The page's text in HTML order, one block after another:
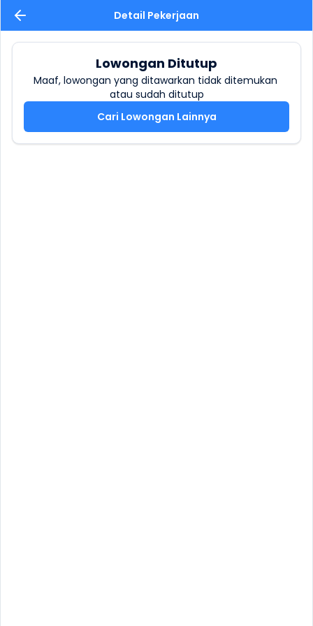
Detail Pekerjaan
Lowongan Ditutup
Maaf, lowongan yang ditawarkan tidak ditemukan
atau sudah ditutup
Cari Lowongan Lainnya